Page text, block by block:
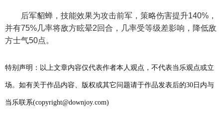
后军貂蝉，技能效果为攻击前军，策略伤害提升140%，
并有75%几率将敌方眩晕2回合，几率受等级差影响，降低敌
方士气50点。
特别声明：以上文章内容仅代表作者本人观点，不代表当乐观点或立
场。如有关于作品内容、版权或其它问题请于作品发表后的30日内与
当乐联系(copyright@downjoy.com)